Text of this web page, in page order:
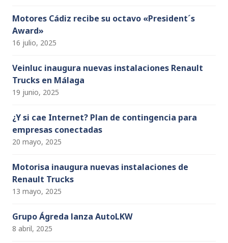
Motores Cádiz recibe su octavo «President´s
Award»
16 julio, 2025
Veinluc inaugura nuevas instalaciones Renault
Trucks en Málaga
19 junio, 2025
¿Y si cae Internet? Plan de contingencia para
empresas conectadas
20 mayo, 2025
Motorisa inaugura nuevas instalaciones de
Renault Trucks
13 mayo, 2025
Grupo Ágreda lanza AutoLKW
8 abril, 2025